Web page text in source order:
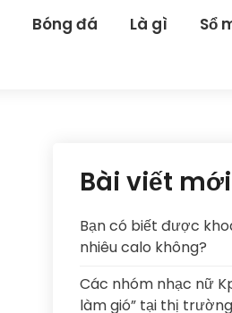
Bóng đá Là gì Sổ
Bài viết mới
Bạn có biết được
nhiêu calo không?
Các nhóm nhạc nữ
làm gió” tại thị